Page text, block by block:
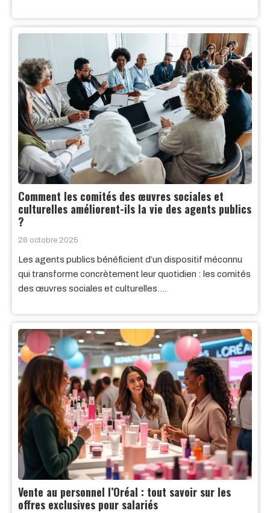
Comment les comités des œuvres sociales et
culturelles améliorent-ils la vie des agents publics
?
28 octobre 2025
Les agents publics bénéficient d’un dispositif méconnu
qui transforme concrètement leur quotidien : les comités
des œuvres sociales et culturelles….
Vente au personnel l’Oréal : tout savoir sur les
offres exclusives pour salariés